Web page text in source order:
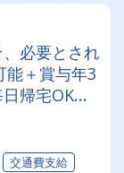
、必要とされ
能＋賞与年3
日帰宅OK◎
実！
交通費支給